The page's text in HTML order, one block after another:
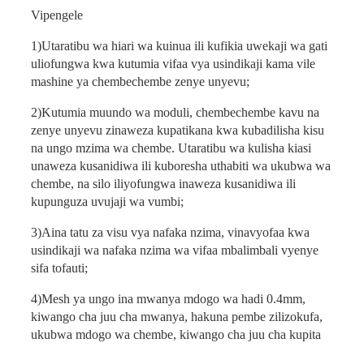
Vipengele
1)Utaratibu wa hiari wa kuinua ili kufikia uwekaji wa gati
uliofungwa kwa kutumia vifaa vya usindikaji kama vile
mashine ya chembechembe zenye unyevu;
2)Kutumia muundo wa moduli, chembechembe kavu na
zenye unyevu zinaweza kupatikana kwa kubadilisha kisu
na ungo mzima wa chembe. Utaratibu wa kulisha kiasi
unaweza kusanidiwa ili kuboresha uthabiti wa ukubwa wa
chembe, na silo iliyofungwa inaweza kusanidiwa ili
kupunguza uvujaji wa vumbi;
3)Aina tatu za visu vya nafaka nzima, vinavyofaa kwa
usindikaji wa nafaka nzima wa vifaa mbalimbali vyenye
sifa tofauti;
4)Mesh ya ungo ina mwanya mdogo wa hadi 0.4mm,
kiwango cha juu cha mwanya, hakuna pembe zilizokufa,
ukubwa mdogo wa chembe, kiwango cha juu cha kupita